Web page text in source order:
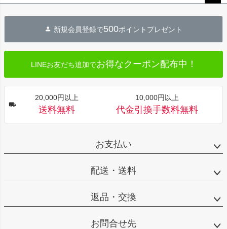
へ
新規会員登録で500ポイントプレゼント
LINEお友だち追加でお得なクーポン配布中！
20,000円以上
送料無料
10,000円以上
代金引換手数料無料
お支払い
配送・送料
返品・交換
お問合せ先